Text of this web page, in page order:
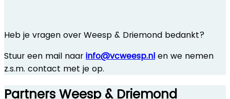
Heb je vragen over Weesp & Driemond bedankt?
Stuur een mail naar info@vcweesp.nl en we nemen
z.s.m. contact met je op.
Partners Weesp & Driemond